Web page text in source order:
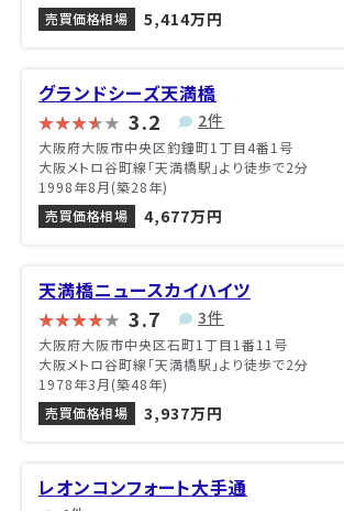
売買価格相場
5,414万円
グランドシーズ天満橋
3.2 2件
大阪府大阪市中央区釣鐘町1丁目4番1号
大阪メトロ谷町線「天満橋駅」より徒歩で2分
1998年8月(築28年)
売買価格相場
4,677万円
天満橋ニュースカイハイツ
3.7 3件
大阪府大阪市中央区石町1丁目1番11号
大阪メトロ谷町線「天満橋駅」より徒歩で2分
1978年3月(築48年)
売買価格相場
3,937万円
レオンコンフォート大手通